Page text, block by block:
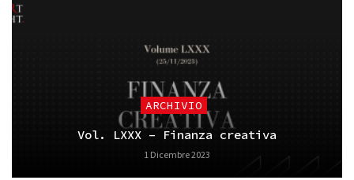
ARCHIVIO
Vol. LXXX – Finanza creativa
1 Dicembre 2023